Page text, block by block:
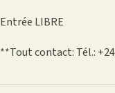
Entrée LIBRE
**Tout contact: Tél.: